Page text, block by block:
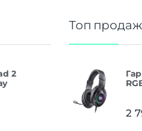
2
Топ продаж
2